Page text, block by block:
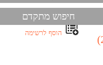
חיפוש מתקדם
הוסף לרשימה